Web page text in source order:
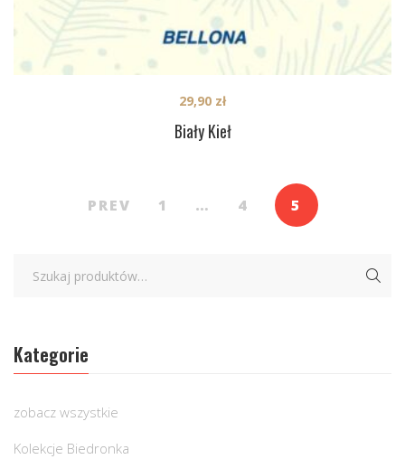
Biały Kieł
29,90 zł
PREV 1 … 4 5
Kategorie
zobacz wszystkie
Kolekcje Biedronka